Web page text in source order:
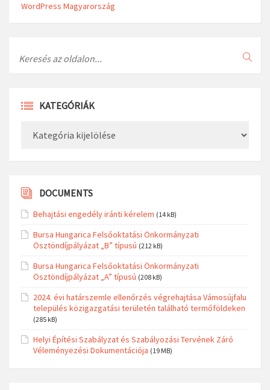
WordPress Magyarország
KATEGÓRIÁK
DOCUMENTS
Behajtási engedély iránti kérelem (14 kB)
Bursa Hungarica Felsőoktatási Önkormányzati
Ösztöndíjpályázat „B” típusú (212 kB)
Bursa Hungarica Felsőoktatási Önkormányzati
Ösztöndíjpályázat „A” típusú (208 kB)
2024. évi határszemle ellenőrzés végrehajtása Vámosújfalu
település közigazgatási területén található termőföldeken
(285 kB)
Helyi Építési Szabályzat és Szabályozási Tervének Záró
Véleményezési Dokumentációja (19 MB)